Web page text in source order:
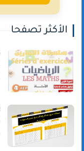
الأكثر تصفحا